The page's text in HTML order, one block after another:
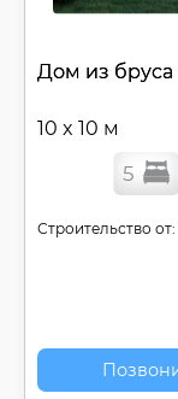
Дом из бруса
10 x 10 м
5
Строительство от: